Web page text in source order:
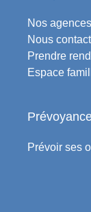
Nos agences
Nous
Prendre
Espace
Prévoir ses